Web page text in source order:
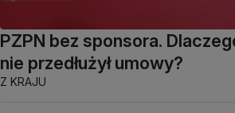
PZPN bez sponsora.
nie przedłużył umowy?
Z KRAJU